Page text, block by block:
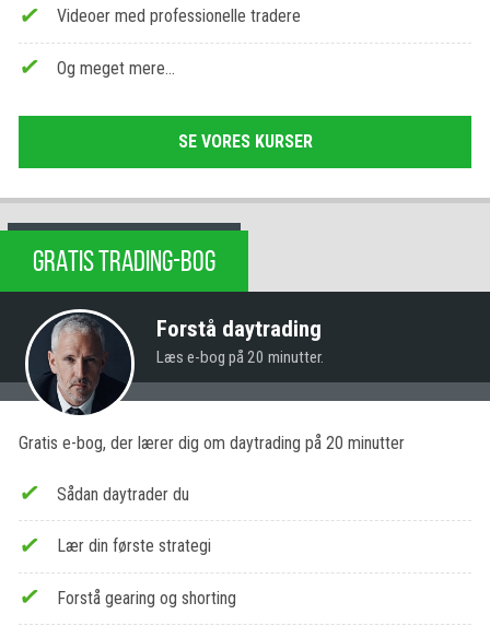
Videoer med professionelle tradere
Og meget mere…
SE VORES KURSER
GRATIS TRADING-BOG
Forstå daytrading
Læs e-bog på 20 minutter.
Gratis e-bog, der lærer dig om daytrading på 20 minutter
Sådan daytrader du
Lær din første strategi
Forstå gearing og shorting